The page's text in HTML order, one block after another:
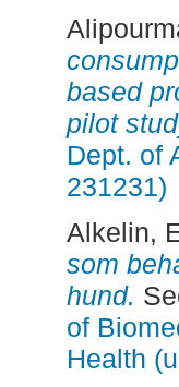
based
pilot
Dept. of
231231)
Alkelin,
som
hund.
of
Health